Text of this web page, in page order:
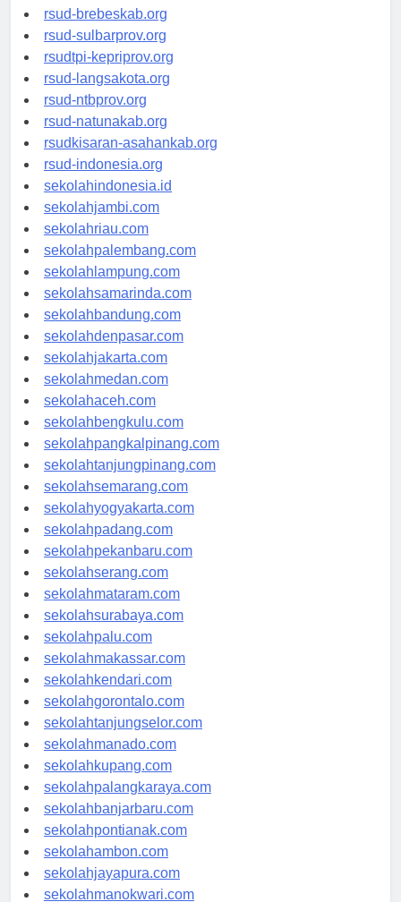
rsudkoja-jakarta.org
rsud-brebeskab.org
rsud-sulbarprov.org
rsudtpi-kepriprov.org
rsud-langsakota.org
rsud-ntbprov.org
rsud-natunakab.org
rsudkisaran-asahankab.org
rsud-indonesia.org
sekolahindonesia.id
sekolahjambi.com
sekolahriau.com
sekolahpalembang.com
sekolahlampung.com
sekolahsamarinda.com
sekolahbandung.com
sekolahdenpasar.com
sekolahjakarta.com
sekolahmedan.com
sekolahaceh.com
sekolahbengkulu.com
sekolahpangkalpinang.com
sekolahtanjungpinang.com
sekolahsemarang.com
sekolahyogyakarta.com
sekolahpadang.com
sekolahpekanbaru.com
sekolahserang.com
sekolahmataram.com
sekolahsurabaya.com
sekolahpalu.com
sekolahmakassar.com
sekolahkendari.com
sekolahgorontalo.com
sekolahtanjungselor.com
sekolahmanado.com
sekolahkupang.com
sekolahpalangkaraya.com
sekolahbanjarbaru.com
sekolahpontianak.com
sekolahambon.com
sekolahjayapura.com